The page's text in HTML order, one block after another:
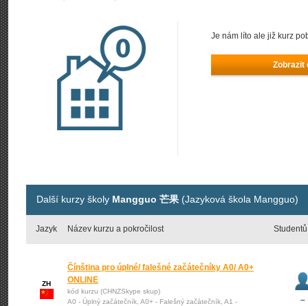
Je nám líto ale již kurz
Zobrazit
Další kurzy školy Mangguo 芒果 (Jazyková škola Mangguo)
Jazyk Název kurzu a pokročilost Studentů
ZH
Čínština pro úplné/ falešné začátečníky A0/ A0+
ONLINE
kód kurzu (CHNZSkype skup)
A0 - Úplný začátečník, A0+ - Falešný začátečník, A1 -
–